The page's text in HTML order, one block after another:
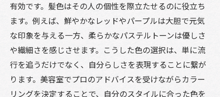
紫外線から髪を守る対策
カラーリング後のトリートメントの重要性
美容室での定期的なメンテナンス
美容室のプロが教えるトレンドカラーの楽しみ
方
美容室でのプロのアドバイスを受けるメリ
有効です。髪色はその人の個性を際立たせるのに役立ち
ます。例えば、鮮やかなレッドやパープルは大胆で元気
な印象を与える一方、柔らかなパステルトーンは優しさ
や繊細さを感じさせます。こうした色の選択は、単に流
行を追うだけでなく、自分らしさを表現することに繋が
ります。美容室でプロのアドバイスを受けながらカラー
リングを決定することで、自分のスタイルに合った色を